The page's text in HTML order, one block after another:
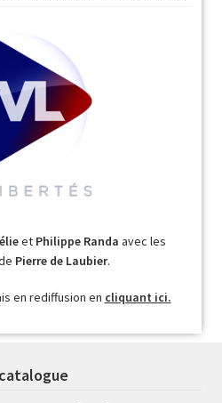
et Philippe Randa avec les
Pierre de Laubier.
en rediffusion en cliquant ici.